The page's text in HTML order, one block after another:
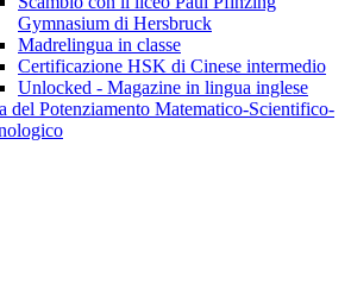
Gymnasium di Hersbruck
Madrelingua in classe
Certificazione HSK di Cinese intermedio
Unlocked - Magazine in lingua inglese
del Potenziamento Matematico-Scientifico-